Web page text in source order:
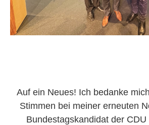
Auf ein Neues! Ich bedanke
Stimmen bei meiner erneuten
Bundestagskandidat der CDU